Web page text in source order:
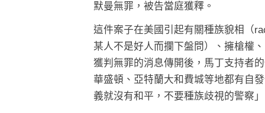
默曼無罪，被告當庭獲釋。
這件案子在美國引起有關種族貌相（
某人不是好人而攔下盤問）、擁槍權
獲判無罪的消息傳開後，馬丁支持者
華盛頓、亞特蘭大和費城等地都有自
義就沒有和平，不要種族歧視的警察